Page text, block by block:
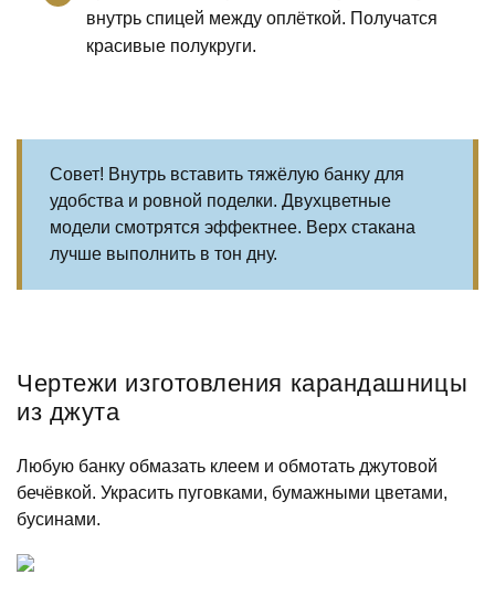
внутрь спицей между оплёткой. Получатся
красивые полукруги.
Совет! Внутрь вставить тяжёлую банку для
удобства и ровной поделки. Двухцветные
модели смотрятся эффектнее. Верх стакана
лучше выполнить в тон дну.
Чертежи изготовления карандашницы
из джута
Любую банку обмазать клеем и обмотать джутовой
бечёвкой. Украсить пуговками, бумажными цветами,
бусинами.